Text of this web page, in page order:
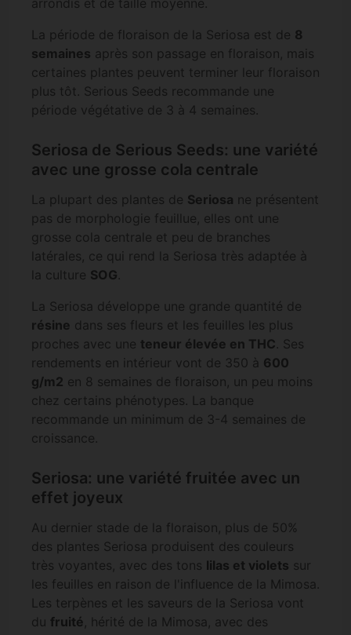
arrondis et de taille moyenne.
La période de floraison de la Seriosa est de 8
semaines après son passage en floraison, mais
certaines plantes peuvent terminer leur floraison
plus tôt. Serious Seeds recommande une
période végétative de 3 à 4 semaines.
Seriosa de Serious Seeds: une variété
avec une grosse cola centrale
La plupart des plantes de Seriosa ne présentent
pas de morphologie feuillue, elles ont une
grosse cola centrale et peu de branches
latérales, ce qui rend la Seriosa très adaptée à
la culture SOG.
La Seriosa développe une grande quantité de
résine dans ses fleurs et les feuilles les plus
proches avec une teneur élevée en THC. Ses
rendements en intérieur vont de 350 à 600
g/m2 en 8 semaines de floraison, un peu moins
chez certains phénotypes. La banque
recommande un minimum de 3-4 semaines de
croissance.
Seriosa: une variété fruitée avec un
effet joyeux
Au dernier stade de la floraison, plus de 50%
des plantes Seriosa produisent des couleurs
très voyantes, avec des tons lilas et violets sur
les feuilles en raison de l'influence de la Mimosa.
Les terpènes et les saveurs de la Seriosa vont
du fruité, hérité de la Mimosa, avec des